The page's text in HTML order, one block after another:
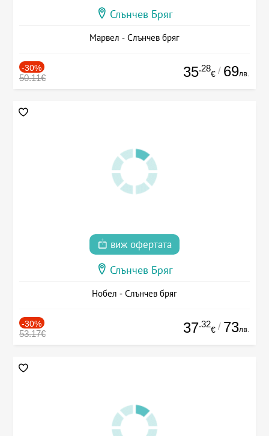
Слънчев Бряг
Марвел - Слънчев бряг
-30%
50.11€ 35.28
€ / 69лв.
виж офертата
Слънчев Бряг
Нобел - Слънчев бряг
-30%
53.17€ 37.32
€ / 73лв.